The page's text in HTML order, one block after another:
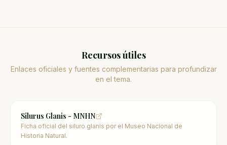
Recursos útiles
Enlaces oficiales y fuentes complementarias para profundizar
en el tema.
Silurus Glanis - MNHN
Ficha oficial del siluro glanis por el Museo Nacional de
Historia Natural.